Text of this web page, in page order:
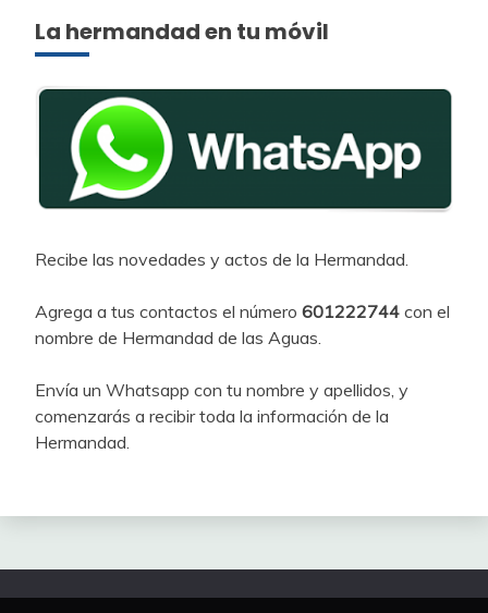
La hermandad en tu móvil
Recibe las novedades y actos de la Hermandad.
Agrega a tus contactos el número 601222744 con el
nombre de Hermandad de las Aguas.
Envía un Whatsapp con tu nombre y apellidos, y
comenzarás a recibir toda la información de la
Hermandad.